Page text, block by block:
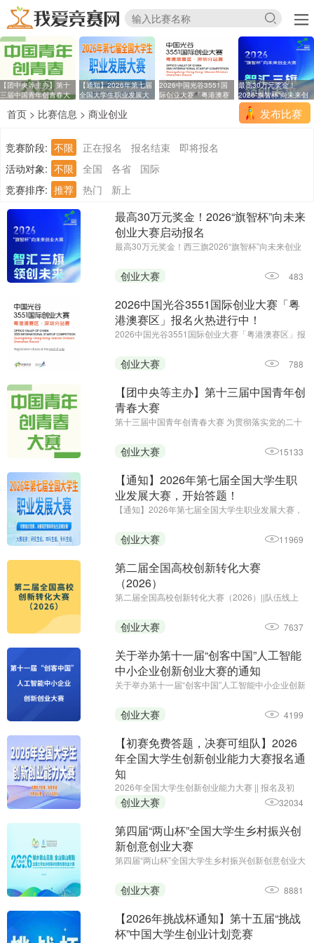
【团中央等主办】第十
三届中国青年创青春大
【通知】2026年第七届
全国大学生职业发展大
2026中国光谷3551国
际创业大赛「粤港澳赛
最高30万元奖金！
2026“旗智杯”向未来创
业
发布比赛
首页 > 比赛信息 > 商业创业
竞赛阶段: 不限 正在报名 报名结束
即将报名
活动对象: 不限 全国 各省
国际
竞赛排序: 推荐 热门 新上
最高30万元奖金！2026“旗智杯”向未来
创业大赛启动报名
最高30万元奖金！西三旗2026“旗智杯”向未来创业
8月15日24:00||主办单位：西三旗街道党工委、西
三旗街道办事处
创业大赛 483
2026中国光谷3551国际创业大赛「粤
港澳赛区」报名火热进行中！
2026中国光谷3551国际创业大赛「粤港澳赛区」报
创业大赛 788
【团中央等主办】第十三届中国青年创
青春大赛
第十三届中国青年创青春大赛 为贯彻落实党的二十
关于青年工作的重要思想、关于青年创新创业的重
要指示批示精神，全面落实中央经济工作会议部
创业大赛 15133
【通知】2026年第七届全国大学生职
业发展大赛，开始答题！
【通知】2026年第七届全国大学生职业发展大赛，
时||主办单位：中国商业经济学会教育培训分会
创业大赛 11969
第二届全国高校创新转化大赛
（2026）
第二届全国高校创新转化大赛（2026）||队伍线上
赛阶段（2026 年 7 月至 10 月）全国总决赛阶段
（2026 年 12 月
创业大赛 7637
关于举办第十一届“创客中国”人工智能
中小企业创新创业大赛的通知
关于举办第十一届“创客中国”人工智能中小企业创新
日||主办单位：工业和信息化部网络安全产业发展中
心（工业和信息化部信息中心）、浙江省经济和信
创业大赛 4199
【初赛免费答题，决赛可组队】2026
年全国大学生创新创业能力大赛报名通
知
2026年全国大学生创新创业能力大赛 || 报名及初
赛：即日起至11月30日;主办单位：中国智慧工程研
究会职业教育专业委员会、安徽省企业管理培训协
会、黑龙江省创新教育研究院、全国大学生创新创
业能力大赛组委会
创业大赛 32034
第四届“两山杯”全国大学生乡村振兴创
新创意创业大赛
第四届“两山杯”全国大学生乡村振兴创新创意创业大
赛道：2026年5月–7月15日,创业赛道：2026年5
月–7月15日;主办单位:新华社品牌工作办公室、新
创业大赛 8881
【2026年挑战杯通知】第十五届“挑战
杯”中国大学生创业计划竞赛